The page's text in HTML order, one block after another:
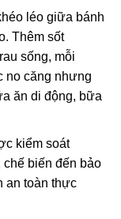
léo giữa bánh
Thêm sốt
sống, mỗi
no căng nhưng
ăn di động, bữa
kiểm soát
biến đến bảo
an toàn thực